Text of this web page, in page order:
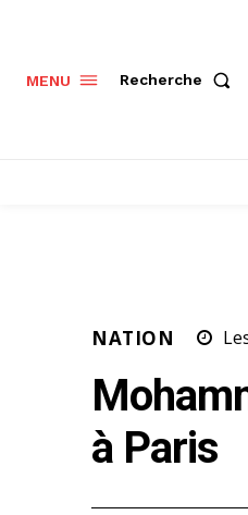
MENU Recherche
NATION
à Paris